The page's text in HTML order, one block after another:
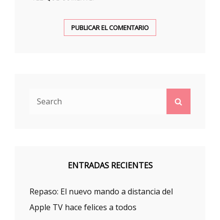
ENTRADAS RECIENTES
Repaso: El nuevo mando a distancia del
Apple TV hace felices a todos